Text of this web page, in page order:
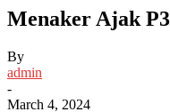
Menaker Ajak
By
admin
-
March 4, 2024